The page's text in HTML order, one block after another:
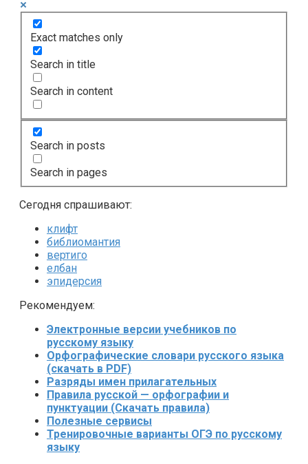
Exact matches only
Search in title
Search in content
Search in posts
Search in pages
Сегодня спрашивают:
клифт
библиомантия
вертиго
елбан
эпидерсия
Рекомендуем:
Электронные версии учебников по
русскому языку
Орфографические словари русского языка
(скачать в PDF)
Разряды имен прилагательных
Правила русской — орфографии и
пунктуации (Скачать правила)
Полезные сервисы
Тренировочные варианты ОГЭ по русскому
языку